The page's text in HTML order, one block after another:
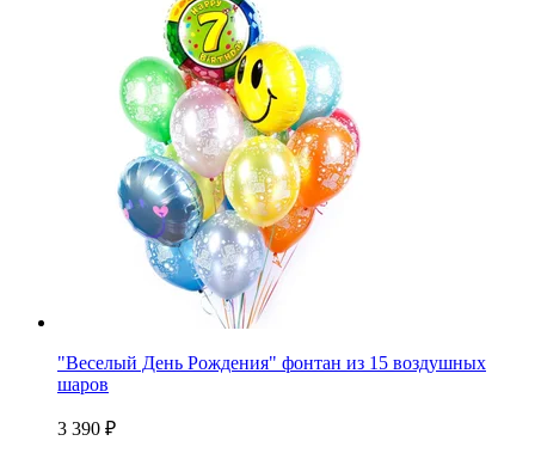
"Веселый День Рождения" фонтан из 15 воздушных
шаров
3 390 ₽